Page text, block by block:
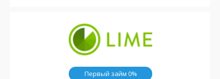
Первый займ 0%